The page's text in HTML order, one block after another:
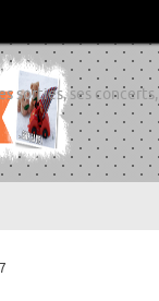
sorties, ses concerts,